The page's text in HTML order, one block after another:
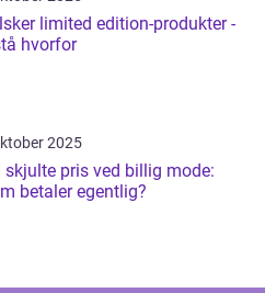
limited edition-produkter -
hvorfor
2025
skjulte pris ved billig mode:
betaler egentlig?